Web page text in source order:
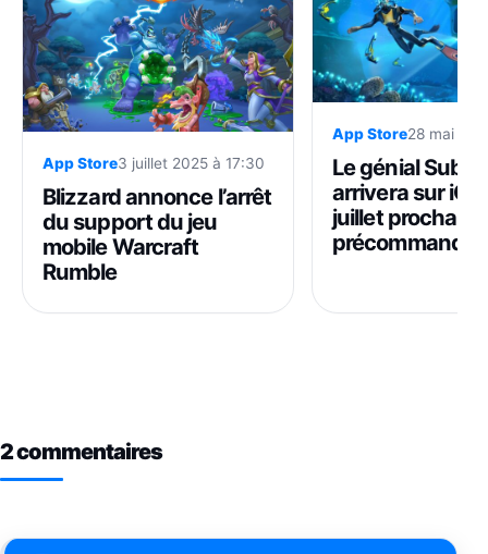
App Store3 juillet 2025 à 17:30
Blizzard annonce l’arrêt
du support du jeu
mobile Warcraft
Rumble
App Store28 mai
Le génial
arrivera sur iOS
juillet prochain
précommande)
2 commentaires